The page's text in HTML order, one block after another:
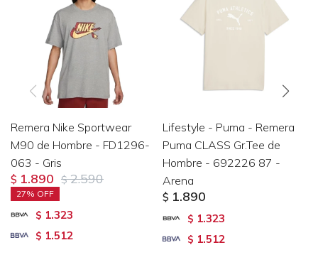
Remera Nike Sportwear
M90 de Hombre - FD1296-
063 - Gris
$ 1.890 $ 2.590
27
$ 1.323
$ 1.512
Lifestyle - Puma - Remera
Puma CLASS Gr.Tee de
Hombre - 692226 87 -
Arena
$ 1.890
$ 1.323
$ 1.512